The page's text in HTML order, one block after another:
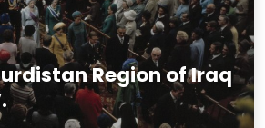
Region of Iraq